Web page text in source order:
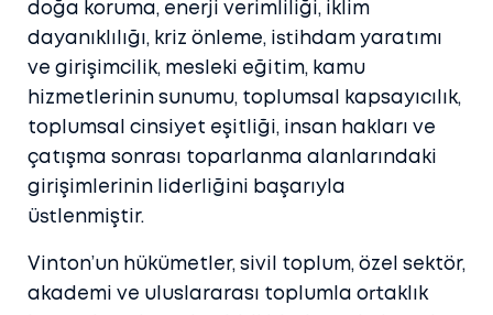
doğa koruma, enerji verimliliği, iklim
dayanıklılığı, kriz önleme, istihdam yaratımı
ve girişimcilik, mesleki eğitim, kamu
hizmetlerinin sunumu, toplumsal kapsayıcılık,
toplumsal cinsiyet eşitliği, insan hakları ve
çatışma sonrası toparlanma alanlarındaki
girişimlerinin liderliğini başarıyla
üstlenmiştir.
Vinton’un hükümetler, sivil toplum, özel sektör,
akademi ve uluslararası toplumla ortaklık